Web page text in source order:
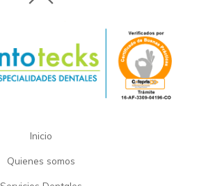
Inicio
Quienes somos